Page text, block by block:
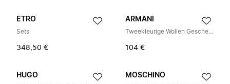
ETRO
Sets
348,50 €
ARMANI
Tweekleurige Wollen Geschenkset
104 €
HUGO MOSCHINO